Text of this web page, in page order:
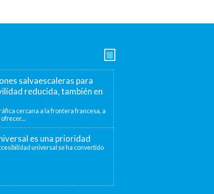
salvaescaleras para
reducida, también en
cercana a la frontera francesa, a
es una prioridad
universal se ha convertido